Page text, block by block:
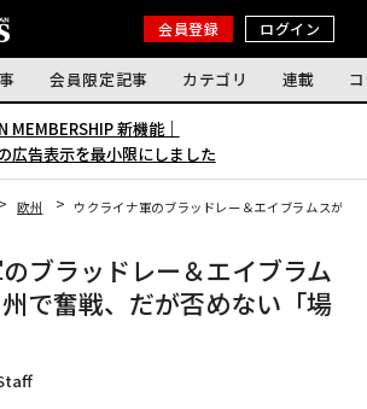
会員登録 ログイン
会員限定記事 カテゴリ 連載
MEMBERSHIP 新機能｜
広告表示を最小限にしました
欧州
ウクライナ軍のブラッドレー＆エイブラムスがク
ブラッドレー＆エイブラム
で奮戦、だが否めない「場